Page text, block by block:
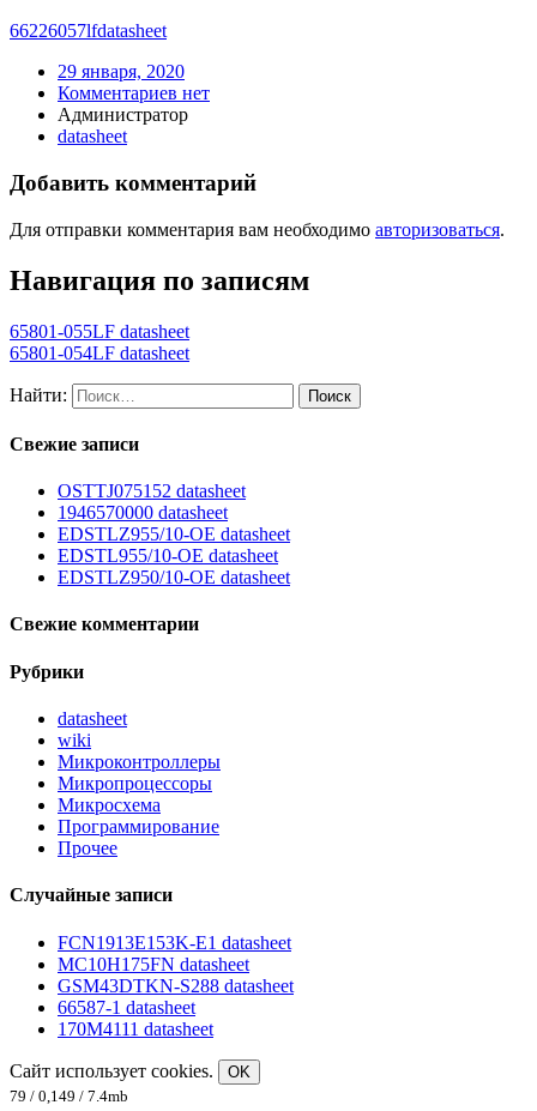
66226057lfdatasheet
29 января, 2020
Комментариев нет
Администратор
datasheet
Добавить комментарий
Для отправки комментария вам необходимо авторизоваться.
Навигация по записям
65801-055LF datasheet
65801-054LF datasheet
Найти:
Свежие записи
OSTTJ075152 datasheet
1946570000 datasheet
EDSTLZ955/10-OE datasheet
EDSTL955/10-OE datasheet
EDSTLZ950/10-OE datasheet
Свежие комментарии
Рубрики
datasheet
wiki
Микроконтроллеры
Микропроцессоры
Микросхема
Программирование
Прочее
Случайные записи
FCN1913E153K-E1 datasheet
MC10H175FN datasheet
GSM43DTKN-S288 datasheet
66587-1 datasheet
170M4111 datasheet
Сайт использует cookies.
OK
79 / 0,149 / 7.4mb